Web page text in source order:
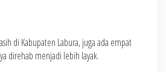
di Kabupaten Labura, juga ada empat
direhab menjadi lebih layak.